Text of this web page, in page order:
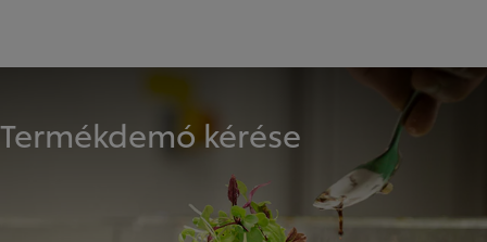
Termékdemó kérése